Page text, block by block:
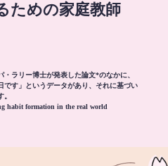
ための家庭教師
ラリー博士が発表した論文*のなかに、
です」というデータがあり、それに基づい
habit formation in the real world